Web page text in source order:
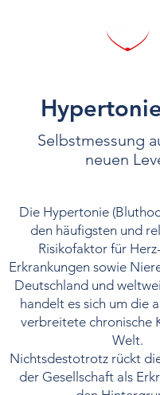
Selbstmessung
neuen
Die Hypertonie
den häufigsten und
Risikofaktor für
Erkrankungen sowie
Deutschland und
handelt es sich um die
verbreitete chronische
Welt.
Nichtsdestotrotz rückt
der Gesellschaft als